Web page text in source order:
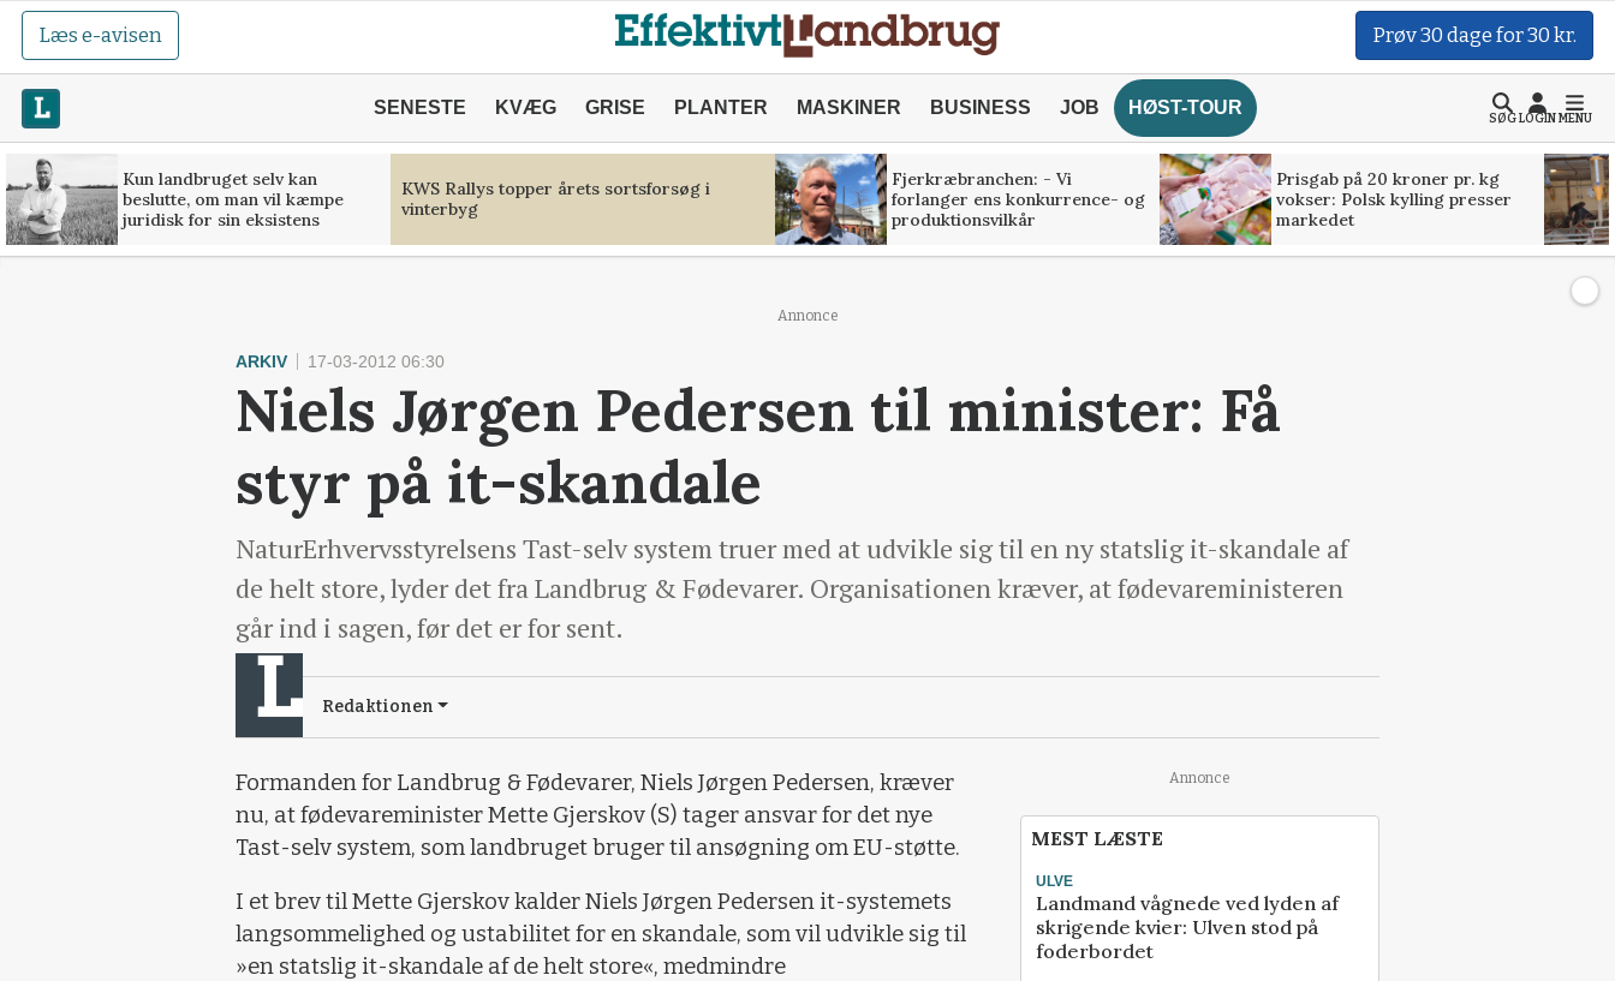
Læs e-avisen Prøv 30 dage for 30 kr.
SENESTE KVÆG GRISE PLANTER MASKINER BUSINESS JOB HØST-TOUR
SØGLOGINMENU
Kun landbruget selv kan
beslutte, om man vil kæmpe
juridisk for sin eksistens
KWS Rallys topper årets sortsforsøg i
vinterbyg
Fjerkræbranchen: - Vi
forlanger ens konkurrence- og
produktionsvilkår
Prisgab på 20 kroner pr. kg
vokser: Polsk kylling presser
markedet
Annonce
ARKIV 17-03-2012 06:30
Niels Jørgen Pedersen til minister: Få
styr på it-skandale
NaturErhvervsstyrelsens Tast-selv system truer med at udvikle sig til en ny statslig it-skandale af
de helt store, lyder det fra Landbrug & Fødevarer. Organisationen kræver, at fødevareministeren
går ind i sagen, før det er for sent.
Redaktionen
Formanden for Landbrug & Fødevarer, Niels Jørgen Pedersen, kræver
nu, at fødevareminister Mette Gjerskov (S) tager ansvar for det nye
Tast-selv system, som landbruget bruger til ansøgning om EU-støtte.
I et brev til Mette Gjerskov kalder Niels Jørgen Pedersen it-systemets
langsommelighed og ustabilitet for en skandale, som vil udvikle sig til
»en statslig it-skandale af de helt store«, medmindre
Annonce
MEST LÆSTE
ULVE
Landmand vågnede ved lyden af
skrigende kvier: Ulven stod på
foderbordet